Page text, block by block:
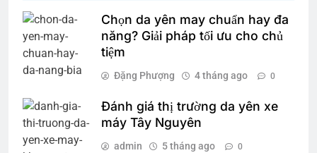
Chọn da yên may chuẩn hay đa
năng? Giải pháp tối ưu cho chủ
tiệm
Đặng Phượng 4 tháng ago 0
Đánh giá thị trường da yên xe
máy Tây Nguyên
admin 5 tháng ago 0